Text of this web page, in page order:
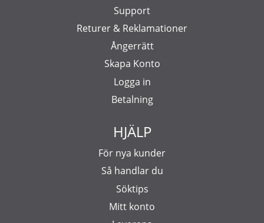
Support
Returer & Reklamationer
Ångerrätt
Skapa Konto
Logga in
Betalning
HJÄLP
För nya kunder
Så handlar du
Söktips
Mitt konto